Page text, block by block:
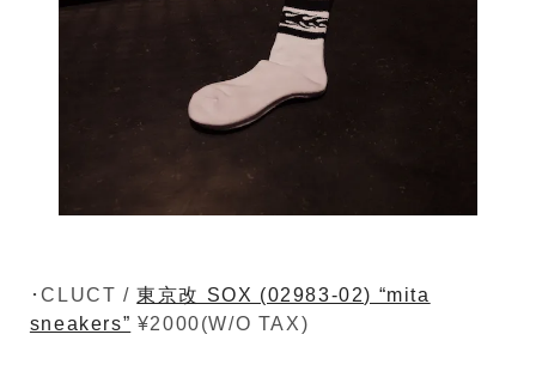
･CLUCT /東京改 SOX (02983-02) “mita
sneakers” ¥2000(W/O TAX)